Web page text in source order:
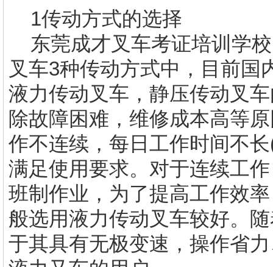
1传动方式的选择
东莞成才叉车考证培训 学
叉车3种传动方式中，目前国
液力传动叉车，静压传动叉
除故障困难，维修成本高等
作不连续，每日工作时间不
满足使用要求。对于连续工
班制作业，为了提高工作效
般选用液力传动叉车较好。
于其具有无极变速，操作省